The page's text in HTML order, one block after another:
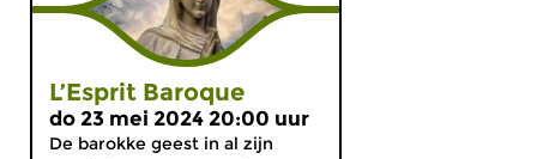
L’Esprit Baroque
do 23 mei 2024 20:00 uur
De barokke geest in al zijn